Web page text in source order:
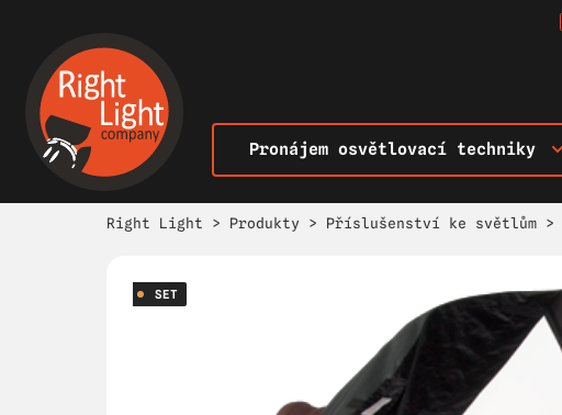
Pronájem osvětlovací techniky
Right Light > Produkty > Příslušenství ke světlům >
SET